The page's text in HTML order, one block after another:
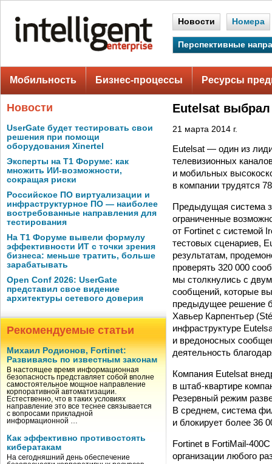
Новости Номера
Перспективные
Мобильность Бизнес-процессы Ресурсы
Новости
UserGate будет тестировать свои
решения при помощи
оборудования Xinertel
Эксперты на Т1 Форуме: как
множить ИИ-возможности,
сокращая риски
Российское ПО виртуализации и
инфраструктурное ПО — наиболее
востребованные направления для
тестирования
На Т1 Форуме вывели формулу
эффективности ИТ с точки зрения
бизнеса: меньше тратить, больше
зарабатывать
Open Conf 2026: UserGate
представил свое видение
архитектуры сетевого доверия
Рекомендуемые статьи
Михаил Родионов, Fortinet:
Развиваясь по известным законам
В настоящее время информационная
безопасность представляет собой вполне
самостоятельное мощное направление
корпоративной автоматизации.
Естественно, что в таких условиях
направление это все теснее связывается
с вопросами прикладной
информационной …
Как эффективно противостоять
кибератакам
На сегодняшний день обеспечение
Eutelsat
21 марта 2014 г.
Eutelsat — один из
телевизионных
и мобильных
в компании трудятся
Предыдущая система
ограниченные
от Fortinet с системой
тестовых сценариев,
результатам,
проверять 320 000
мы столкнулись с
сообщений, которые
предыдущее решение
Хавьер Карпентьер
инфраструктуре
и вредоносных
деятельность
Компания Eutelsat
в штаб-квартире
Резервный режим
В среднем, система
и блокирует более 36
Fortinet в FortiMail-
организации любого